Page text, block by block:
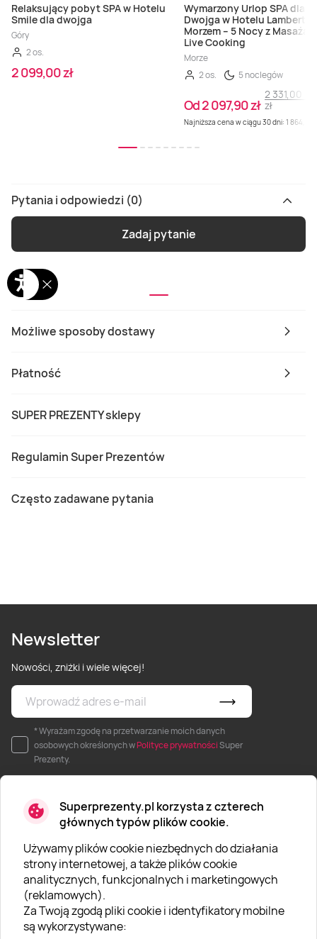
Superprezenty.pl korzysta z czterech
głównych typów plików cookie.
Używamy plików cookie niezbędnych do działania
strony internetowej, a także plików cookie
analitycznych, funkcjonalnych i marketingowych
(reklamowych).
Za Twoją zgodą pliki cookie i identyfikatory mobilne
są wykorzystywane:
Możliwe sposoby dostawy
Płatność
SUPER PREZENTY sklepy
Regulamin Super Prezentów
Często zadawane pytania
Relaksujący pobyt SPA w Hotelu
Smile dla dwojga
Góry
2 os.
2 099,00 zł
Wymarzony Urlop SPA dla
Dwojga w Hotelu Lambert
Morzem – 5 Nocy z
Live Cooking
Morze
2 os.
5 noclegów
Od 2 097,90 zł
2 331,00
zł
Najniższa cena w ciągu 30 dni: 1 864,80
Pytania i odpowiedzi (0)
Zadaj pytanie
Newsletter
Nowości, zniżki i wiele więcej!
* Wyrażam zgodę na przetwarzanie moich danych
osobowych określonych wPolityce prywatnościSuper
Prezenty.
O SUPERPREZENTY
O nas
Aktualności
Kariera w Super Prezentach